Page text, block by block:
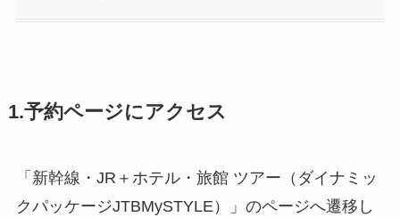
1.予約ページにアクセス
「新幹線・JR＋ホテル・旅館 ツアー（ダイナミッ
クパッケージJTBMySTYLE）」のページへ遷移し